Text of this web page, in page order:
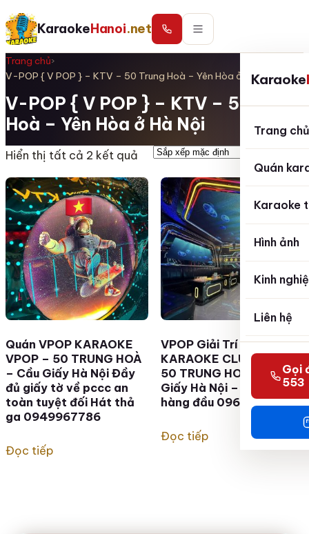
KaraokeHanoi.net
Karaoke
Trang chủ
Quán
Karaoke
Hình ảnh
Kinh
Liên hệ
Gọi
553
Trang chủ›
V-POP { V POP } – KTV – 50 Trung Hoà – Yên Hòa ở Hà Nội
V-POP { V POP } – KTV – 50 Trung
Hoà – Yên Hòa ở Hà Nội
Hiển thị tất cả 2 kết quả
Quán VPOP KARAOKE
VPOP – 50 TRUNG HOÀ
– Cầu Giấy Hà Nội Đầy
đủ giấy tờ về pccc an
toàn tuyệt đối Hát thả
ga 0949967786
Đọc tiếp
VPOP Giải Trí –
KARAOKE CLUB VPOP –
50 TRUNG HOÀ – Cầu
Giấy Hà Nội – giải trí
hàng đầu 0963259599
Đọc tiếp